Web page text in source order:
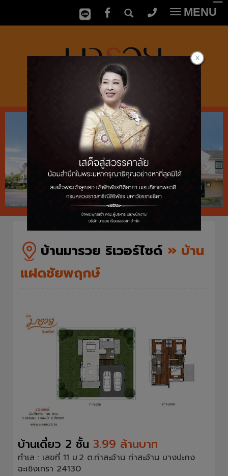
Toggle
MENU
บ้านมารวย ริเวอร์ไซด์ » บ้าน
แฝดชัยพฤกษ์
บ้านเดี่ยว 2 ชั้น 3.99 ล้านบาท
ทำเล : เลขที่ 11 ม.2 ต.ท่าสะอ้าน ท่าสะอ้าน บางปะกง
ฉะเชิงเทรา 24130